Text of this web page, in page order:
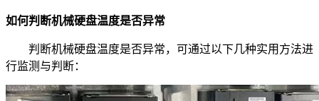
如何判断机械硬盘温度是否异常
判断机械硬盘温度是否异常，可通过以下几种实用方法进
行监测与判断：